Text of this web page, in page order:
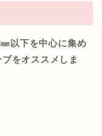
以下を中心に集め
をオススメしま